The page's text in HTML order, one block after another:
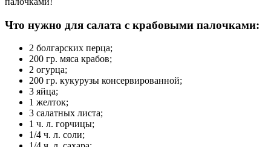
Что нужно для салата с крабовыми палочками:
2 болгарских перца;
200 гр. мяса крабов;
2 огурца;
200 гр. кукурузы консервированной;
3 яйца;
1 желток;
3 салатных листа;
1 ч. л. горчицы;
1/4 ч. л. соли;